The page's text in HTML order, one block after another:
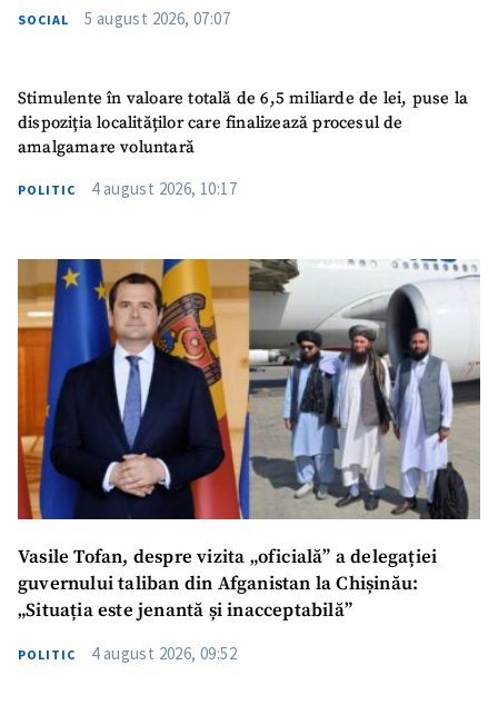
SOCIAL 5 august 2026, 07:07
Stimulente în valoare totală de 6,5 miliarde de lei, puse la
dispoziția localităților care finalizează procesul de
amalgamare voluntară
POLITIC 4 august 2026, 10:17
Vasile Tofan, despre vizita „oficială” a delegației
guvernului taliban din Afganistan la Chișinău:
„Situația este jenantă și inacceptabilă”
POLITIC 4 august 2026, 09:52